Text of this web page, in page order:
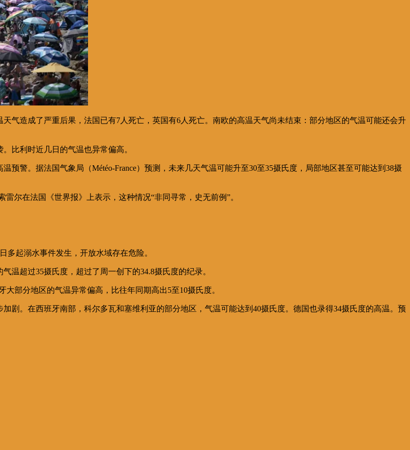
气造成了严重后果，法国已有7人死亡，英国有6人死亡。南欧的高温天气尚未结束：部分地区的气温可能还会升
比利时近几日的气温也异常偏高。
预警。据法国气象局（Météo-France）预测，未来几天气温可能升至30至35摄氏度，局部地区甚至可能达到38摄
尔在法国《世界报》上表示，这种情况“非同寻常，史无前例”。
多起溺水事件发生，开放水域存在危险。
温超过35摄氏度，超过了周一创下的34.8摄氏度的纪录。
部分地区的气温异常偏高，比往年同期高出5至10摄氏度。
剧。在西班牙南部，科尔多瓦和塞维利亚的部分地区，气温可能达到40摄氏度。德国也录得34摄氏度的高温。预